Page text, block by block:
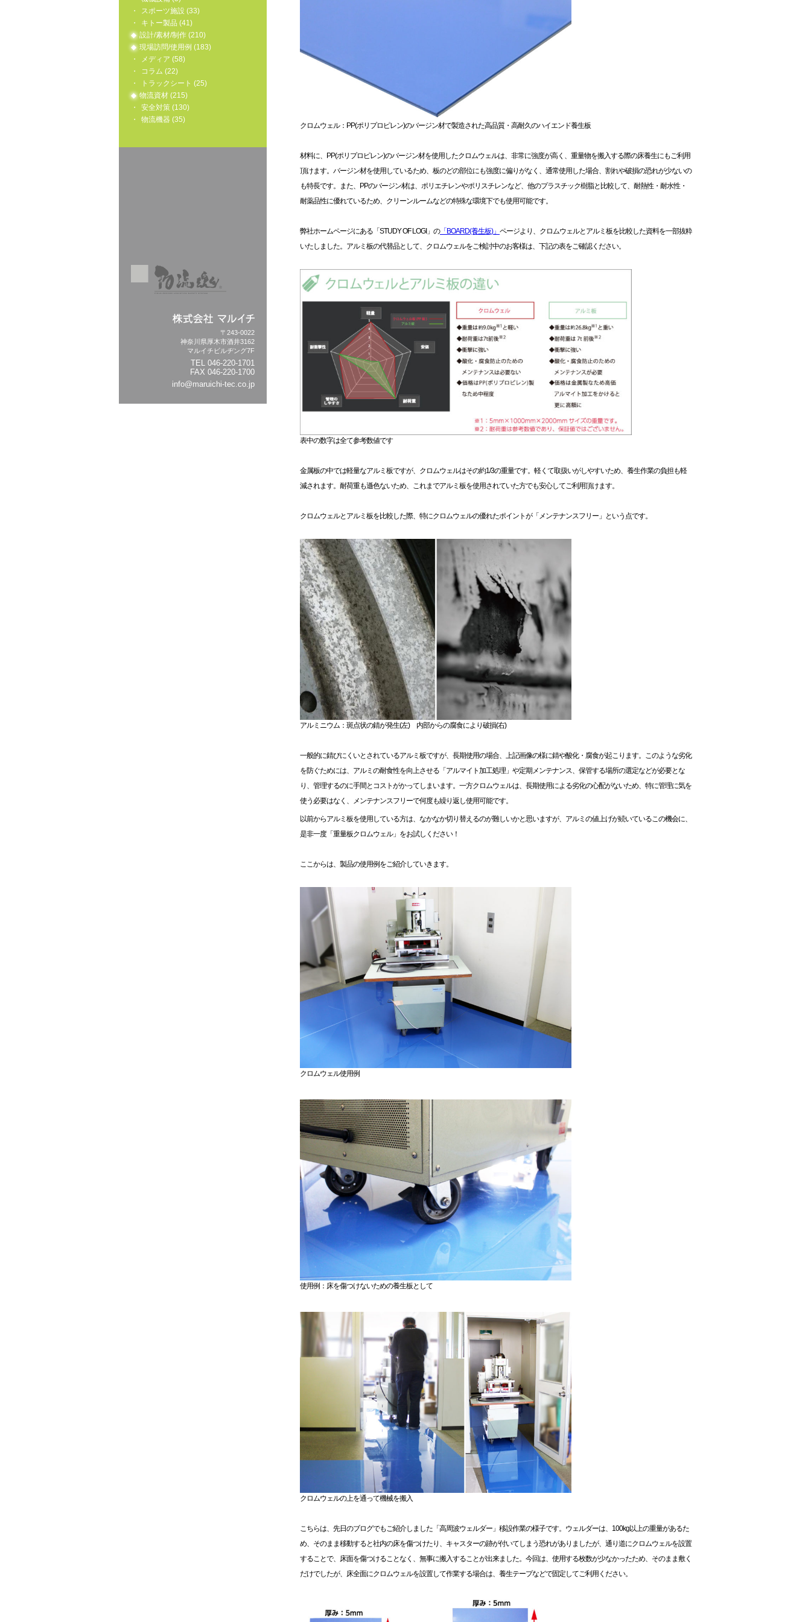
スポーツ施設 (33)
キトー製品 (41)
設計/素材/制作 (210)
現場訪問/使用例 (183)
メディア (58)
コラム (22)
トラックシート (25)
物流資材 (215)
安全対策 (130)
物流機器 (35)
〒243-0022
神奈川県厚木市酒井3162
マルイチビルヂング7F
TEL 046-220-1701
FAX 046-220-1700
info@maruichi-tec.co.jp
クロムウェル：PP(ポリプロピレン)のバージン材で製造された高品質・高耐久のハイエンド養生板
材料に、PP(ポリプロピレン)のバージン材を使用したクロムウェルは、非常に強度が高く、重量物を搬入する際の床養生にもご利用
頂けます。バージン材を使用しているため、板のどの部位にも強度に偏りがなく、通常使用した場合、割れや破損の恐れが少ないの
も特長です。また、PPのバージン材は、ポリエチレンやポリスチレンなど、他のプラスチック樹脂と比較して、耐熱性・耐水性・
耐薬品性に優れているため、クリーンルームなどの特殊な環境下でも使用可能です。
弊社ホームページにある「STUDY OF LOGI」の「BOARD(養生板)」 ページより、クロムウェルとアルミ板を比較した資料を一部抜粋
いたしました。アルミ板の代替品として、クロムウェルをご検討中のお客様は、下記の表をご確認ください。
表中の数字は全て参考数値です
金属板の中では軽量なアルミ板ですが、クロムウェルはその約1/3の重量です。軽くて取扱いがしやすいため、養生作業の負担も軽
減されます。耐荷重も遜色ないため、これまでアルミ板を使用されていた方でも安心してご利用頂けます。
クロムウェルとアルミ板を比較した際、特にクロムウェルの優れたポイントが「メンテナンスフリー」という点です。
アルミニウム：斑点状の錆が発生(左) 内部からの腐食により破損(右)
一般的に錆びにくいとされているアルミ板ですが、長期使用の場合、上記画像の様に錆や酸化・腐食が起こります。このような劣化
を防ぐためには、アルミの耐食性を向上させる「アルマイト加工処理」や定期メンテナンス、保管する場所の選定などが必要とな
り、管理するのに手間とコストがかってしまいます。一方クロムウェルは、長期使用による劣化の心配がないため、特に管理に気を
使う必要はなく、メンテナンスフリーで何度も繰り返し使用可能です。
以前からアルミ板を使用している方は、なかなか切り替えるのが難しいかと思いますが、アルミの値上げが続いているこの機会に、
是非一度「重量板クロムウェル」をお試しください！
ここからは、製品の使用例をご紹介していきます。
クロムウェル使用例
使用例：床を傷つけないための養生板として
クロムウェルの上を通って機械を搬入
こちらは、先日のブログでもご紹介しました「高周波ウェルダー」移設作業の様子です。ウェルダーは、100kg以上の重量があるた
め、そのまま移動すると社内の床を傷つけたり、キャスターの跡が付いてしまう恐れがありましたが、通り道にクロムウェルを設置
することで、床面を傷つけることなく、無事に搬入することが出来ました。今回は、使用する枚数が少なかったため、そのまま敷く
だけでしたが、床全面にクロムウェルを設置して作業する場合は、養生テープなどで固定してご利用ください。